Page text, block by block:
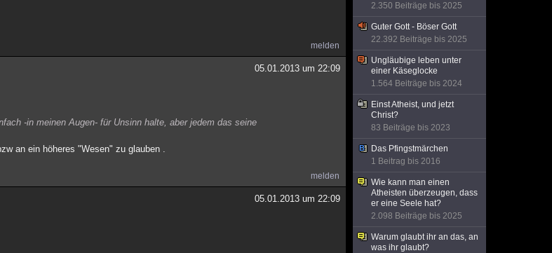
melden
05.01.2013 um 22:09
-in meinen Augen- für Unsinn halte, aber jedem das seine
an ein höheres "Wesen" zu glauben .
melden
05.01.2013 um 22:09
2.350 Beiträge bis 2025
Guter Gott - Böser Gott
22.392 Beiträge bis 2025
Ungläubige leben unter
einer Käseglocke
1.564 Beiträge bis 2024
Einst Atheist, und jetzt
Christ?
83 Beiträge bis 2023
Das Pfingstmärchen
1 Beitrag bis 2016
Wie kann man einen
Atheisten überzeugen, dass
er eine Seele hat?
2.098 Beiträge bis 2025
Warum glaubt ihr an das, an
was ihr glaubt?